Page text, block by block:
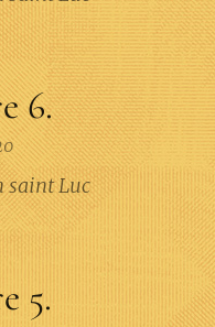
6.
saint Luc
5.